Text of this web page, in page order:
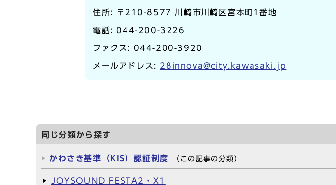
住所: 〒210-8577 川崎市川崎区宮本町1番地
電話: 044-200-3226
ファクス: 044-200-3920
メールアドレス: 28innova@city.kawasaki.jp
同じ分類から探す
かわさき基準（KIS）認証制度 （この記事の分類）
JOYSOUND FESTA2・X1